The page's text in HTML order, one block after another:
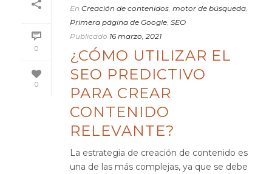
0
0
En Creación de contenidos, motor de búsqueda,
Primera página de Google, SEO
Publicado 16 marzo, 2021
¿CÓMO UTILIZAR EL
SEO PREDICTIVO
PARA CREAR
CONTENIDO
RELEVANTE?
La estrategia de creación de contenido es
una de las más complejas, ya que se debe